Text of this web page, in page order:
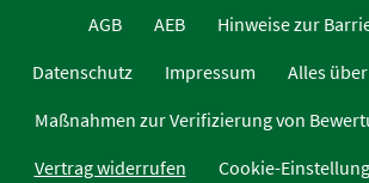
AGB
AEB
Hinweise zur
Datenschutz
Impressum
Alles
Maßnahmen zur Verifizierung von
Vertrag widerrufen
Cookie-